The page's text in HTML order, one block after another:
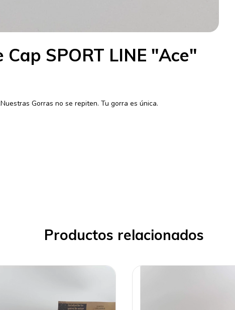
SPORT LINE "Ace"
Gorras no se repiten. Tu gorra es única.
Productos relacionados